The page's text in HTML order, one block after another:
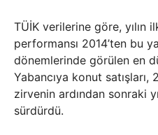
TÜİK verilerine göre, yılın
performansı 2014’ten bu
dönemlerinde görülen en
Yabancıya konut satışları,
zirvenin ardından sonraki
sürdürdü.